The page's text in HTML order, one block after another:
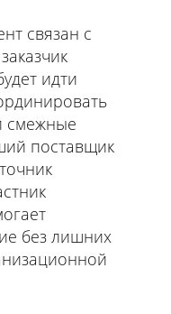
связан с
идти
смежные
поставщик
без лишних